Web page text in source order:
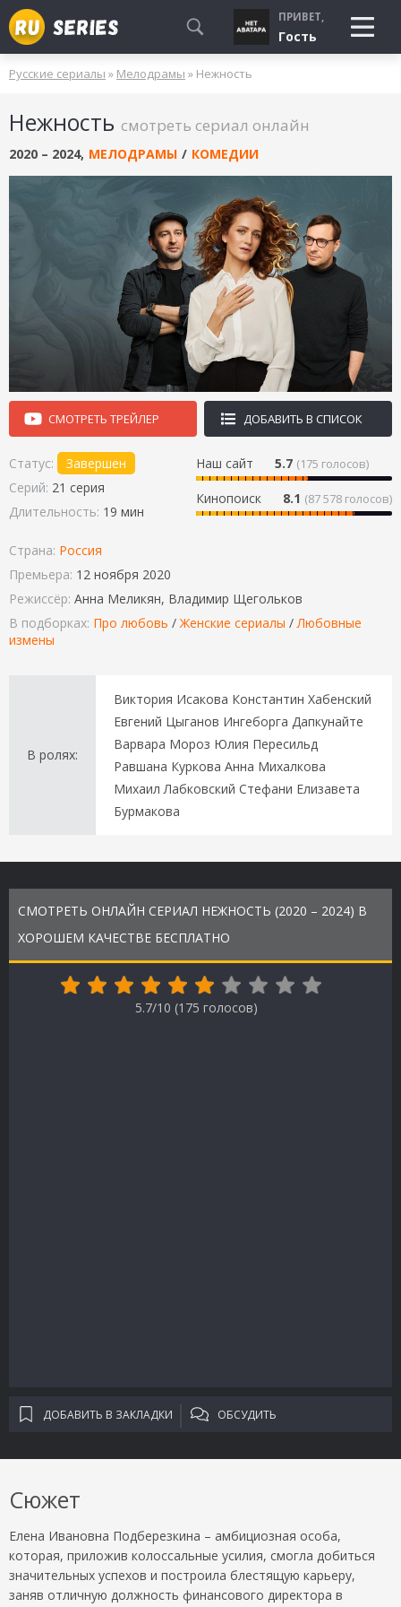
СМОТРЮ
БУДУ СМОТРЕТЬ
УЖЕ СМОТРЕЛ
ПРИВЕТ,
Гость
Русские сериалы » Мелодрамы » Нежность
Нежность смотреть сериал онлайн
2020 – 2024, МЕЛОДРАМЫ / КОМЕДИИ
СМОТРЕТЬ ТРЕЙЛЕР ДОБАВИТЬ В СПИСОК
Наш сайт 5.7 (175 голосов)
Кинопоиск 8.1 (87 578 голосов)
Статус:
Завершен
Серий: 21 серия
Длительность: 19 мин
Страна: Россия
Премьера: 12 ноября 2020
Режиссёр: Анна Меликян, Владимир Щегольков
В подборках: Про любовь /Женские сериалы /Любовные
измены
В ролях:
Виктория Исакова Константин Хабенский
Евгений Цыганов Ингеборга Дапкунайте
Варвара Мороз Юлия Пересильд
Равшана Куркова Анна Михалкова
Михаил Лабковский Стефани Елизавета
Бурмакова
СМОТРЕТЬ ОНЛАЙН СЕРИАЛ НЕЖНОСТЬ (2020 – 2024) В
ХОРОШЕМ КАЧЕСТВЕ БЕСПЛАТНО
5.7/10 (175 голосов)
ДОБАВИТЬ В ЗАКЛАДКИ ОБСУДИТЬ
Сюжет
Елена Ивановна Подберезкина – амбициозная особа,
которая, приложив колоссальные усилия, смогла добиться
значительных успехов и построила блестящую карьеру,
заняв отличную должность финансового директора в